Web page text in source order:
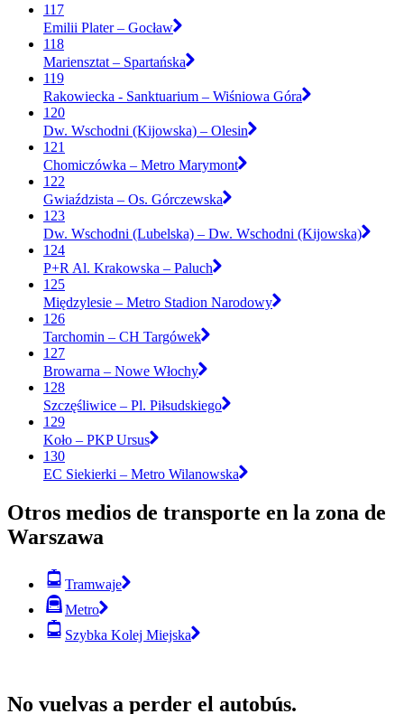
117
Emilii Plater – Gocław
118
Mariensztat – Spartańska
119
Rakowiecka - Sanktuarium – Wiśniowa Góra
120
Dw. Wschodni (Kijowska) – Olesin
121
Chomiczówka – Metro Marymont
122
Gwiaździsta – Os. Górczewska
123
Dw. Wschodni (Lubelska) – Dw. Wschodni (Kijowska)
124
P+R Al. Krakowska – Paluch
125
Międzylesie – Metro Stadion Narodowy
126
Tarchomin – CH Targówek
127
Browarna – Nowe Włochy
128
Szczęśliwice – Pl. Piłsudskiego
129
Koło – PKP Ursus
130
EC Siekierki – Metro Wilanowska
Otros medios de transporte en la zona de
Warszawa
Tramwaje
Metro
Szybka Kolej Miejska
No vuelvas a perder el autobús.